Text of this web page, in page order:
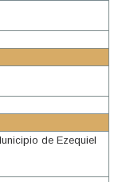
de Ezequiel